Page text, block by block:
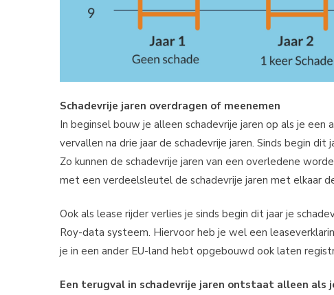
Schadevrije jaren overdragen of meenemen
In beginsel bouw je alleen schadevrije jaren op als je
vervallen na drie jaar de schadevrije jaren. Sinds begin
Zo kunnen de schadevrije jaren van een overledene
met een verdeelsleutel de schadevrije jaren met elkaar
Ook als lease rijder verlies je sinds begin dit jaar je
Roy-data systeem. Hiervoor heb je wel een
je in een ander EU-land hebt opgebouwd ook laten
Een terugval in schadevrije jaren ontstaat alleen als